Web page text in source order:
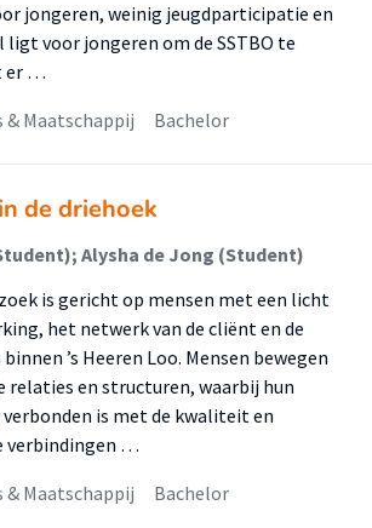
jongeren, weinig jeugdparticipatie en
ligt voor jongeren om de SSTBO te
er …
& Maatschappij Bachelor
de driehoek
Alysha de Jong (Student)
is gericht op mensen met een licht
het netwerk van de cliënt en de
’s Heeren Loo. Mensen bewegen
relaties en structuren, waarbij hun
is met de kwaliteit en
verbindingen …
& Maatschappij Bachelor